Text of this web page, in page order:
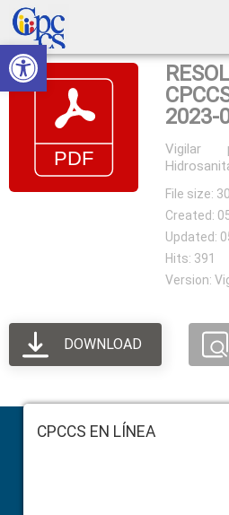
Abrir barra de herramientas
Skip
to
primary
navigation
Skip
to
main
content
Skip
to
primary
sidebar
Skip
to
footer
Consejo
de
Participación
Ciudadana
Construyendo
Poder
2023-
Vigilar
File size:
Created:
Updated:
Hits: 391
Version:
DOWNLOAD
FooterCPCCS EN LÍNEA